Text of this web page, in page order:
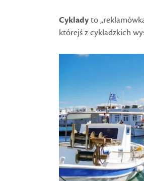
Cykladyto
którejś z cykladzkich